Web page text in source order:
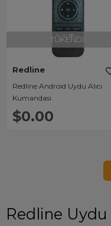
TÜKENDI
Redline
Redline Android Uydu Alıcı
Kumandası
$0.00
Redline Uydu